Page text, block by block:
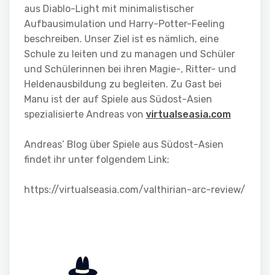
aus Diablo-Light mit minimalistischer
Aufbausimulation und Harry-Potter-Feeling
beschreiben. Unser Ziel ist es nämlich, eine
Schule zu leiten und zu managen und Schüler
und Schülerinnen bei ihren Magie-, Ritter- und
Heldenausbildung zu begleiten. Zu Gast bei
Manu ist der auf Spiele aus Südost-Asien
spezialisierte Andreas von virtualseasia.com
Andreas’ Blog über Spiele aus Südost-Asien
findet ihr unter folgendem Link:
https://virtualseasia.com/valthirian-arc-review/